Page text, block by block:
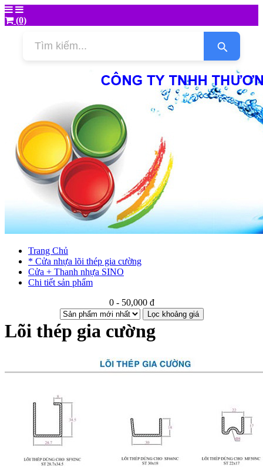
(0)
Trang Chủ
* Cửa nhựa lõi thép gia cường
Cửa + Thanh nhựa SINO
Chi tiết sản phẩm
0 - 50,000 đ
Lọc khoảng giá
Lõi thép gia cường